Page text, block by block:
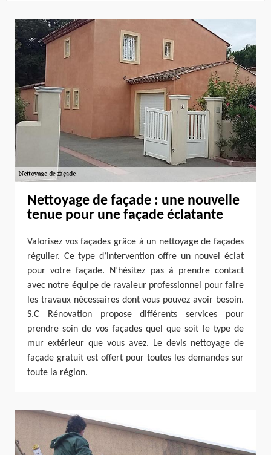
Nettoyage de façade : une nouvelle
tenue pour une façade éclatante
Valorisez vos façades grâce à un nettoyage de façades
régulier. Ce type d’intervention offre un nouvel éclat
pour votre façade. N’hésitez pas à prendre contact
avec notre équipe de ravaleur professionnel pour faire
les travaux nécessaires dont vous pouvez avoir besoin.
S.C Rénovation propose différents services pour
prendre soin de vos façades quel que soit le type de
mur extérieur que vous avez. Le devis nettoyage de
façade gratuit est offert pour toutes les demandes sur
toute la région.